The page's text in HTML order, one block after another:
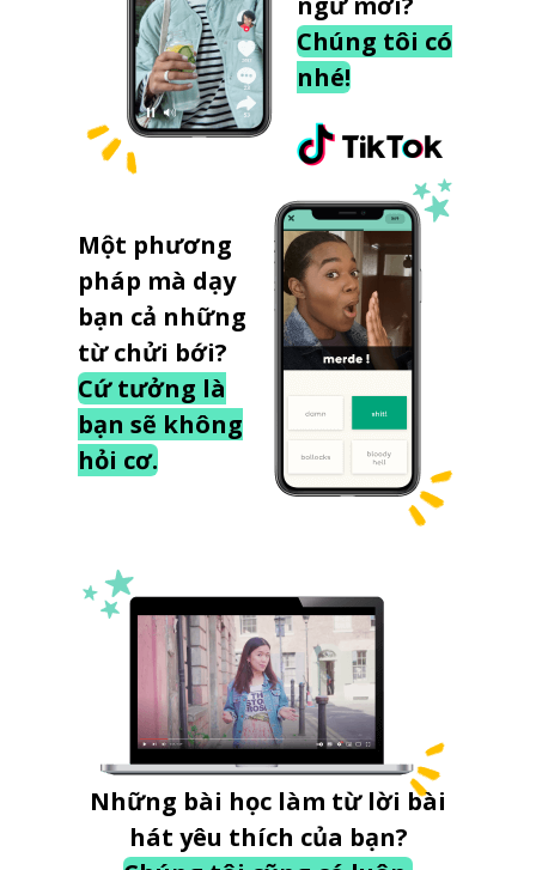
Chúng tôi có
nhé!
Một phương
pháp mà dạy
bạn cả những
từ chửi bới?
Cứ tưởng là
bạn sẽ không
hỏi cơ.
Những bài học làm từ lời bài
hát yêu thích của bạn?